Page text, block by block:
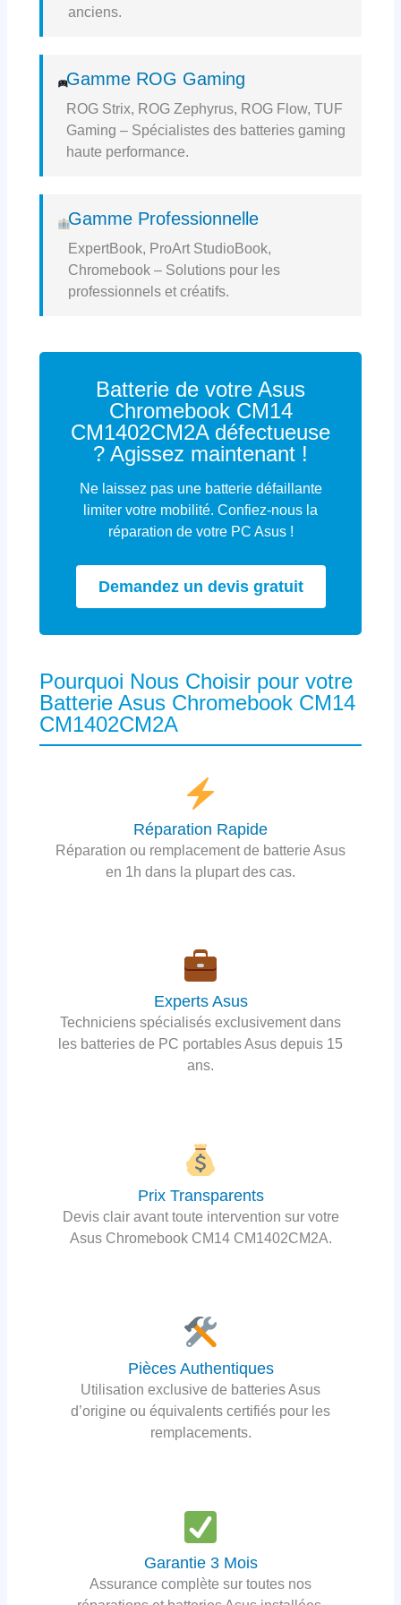
anciens.
Gamme ROG Gaming
ROG Strix, ROG Zephyrus, ROG Flow, TUF
Gaming – Spécialistes des batteries gaming
haute performance.
Gamme Professionnelle
ExpertBook, ProArt StudioBook,
Chromebook – Solutions pour les
professionnels et créatifs.
Batterie de votre Asus
Chromebook CM14
CM1402CM2A défectueuse
? Agissez maintenant !
Ne laissez pas une batterie défaillante
limiter votre mobilité. Confiez-nous la
réparation de votre PC Asus !
Demandez un devis gratuit
Pourquoi Nous Choisir pour votre
Batterie Asus Chromebook CM14
CM1402CM2A
Réparation Rapide
Réparation ou remplacement de batterie Asus
en 1h dans la plupart des cas.
Experts Asus
Techniciens spécialisés exclusivement dans
les batteries de PC portables Asus depuis 15
ans.
Prix Transparents
Devis clair avant toute intervention sur votre
Asus Chromebook CM14 CM1402CM2A.
Pièces Authentiques
Utilisation exclusive de batteries Asus
d’origine ou équivalents certifiés pour les
remplacements.
Garantie 3 Mois
Assurance complète sur toutes nos